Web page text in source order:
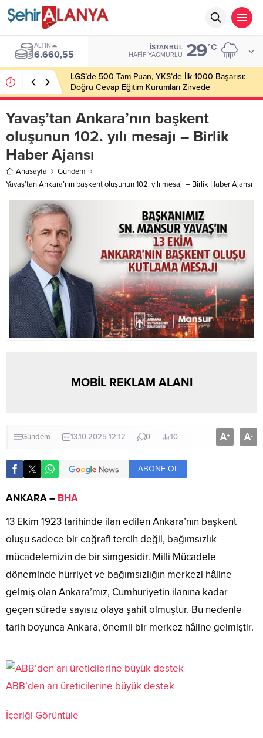
ALTIN
6.660,55
İSTANBUL
HAFIF YAĞMURLU 29°C
LGS’de 500 Tam Puan, YKS’de İlk 1000 Başarısı:
Doğru Cevap Eğitim Kurumları Zirvede
Yavaş’tan Ankara’nın başkent
oluşunun 102. yılı mesajı – Birlik
Haber Ajansı
Anasayfa
Gündem
Yavaş’tan Ankara’nın başkent oluşunun 102. yılı mesajı – Birlik Haber Ajansı
MOBİL REKLAM ALANI
Gündem 13.10.2025 12:12 0 10 A+ A-
ABONE OL
ANKARA – BHA
13 Ekim 1923 tarihinde ilan edilen Ankara’nın başkent
oluşu sadece bir coğrafi tercih değil, bağımsızlık
mücadelemizin de bir simgesidir. Milli Mücadele
döneminde hürriyet ve bağımsızlığın merkezi hâline
gelmiş olan Ankara’mız, Cumhuriyetin ilanına kadar
geçen sürede sayısız olaya şahit olmuştur. Bu nedenle
tarih boyunca Ankara, önemli bir merkez hâline gelmiştir.
ABB’den arı üreticilerine büyük destek
İçeriği Görüntüle